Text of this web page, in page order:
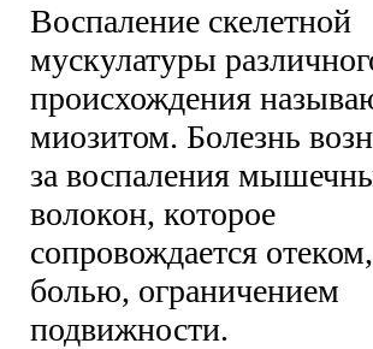
Воспаление скелетной
мускулатуры
происхождения
миозитом. Болезнь
за воспаления
волокон, которое
сопровождается
болью, ограничением
подвижности.